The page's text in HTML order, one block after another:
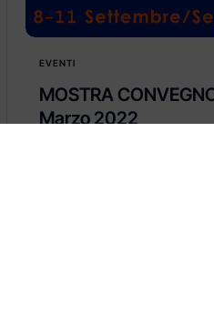
EVENTI
MOSTRA
Marzo 2022